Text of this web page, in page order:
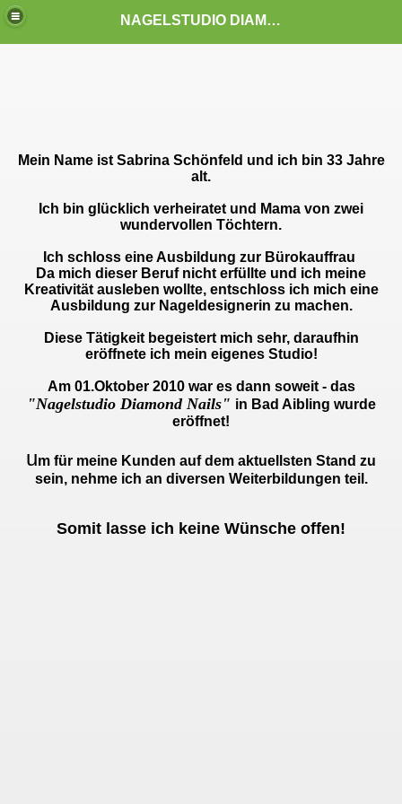
NAGELSTUDIO DIAMOND NAILS
Mein Name ist Sabrina Schönfeld und ich bin 33 Jahre
alt.
Ich bin glücklich verheiratet und Mama von zwei
wundervollen Töchtern.
Ich schloss eine Ausbildung zur Bürokauffrau
Da mich dieser Beruf nicht erfüllte und ich meine
Kreativität ausleben wollte, entschloss ich mich eine
Ausbildung zur Nageldesignerin zu machen.
Diese Tätigkeit begeistert mich sehr, daraufhin
eröffnete ich mein eigenes Studio!
Am 01.Oktober 2010 war es dann soweit - das
"Nagelstudio Diamond Nails" in Bad Aibling wurde
eröffnet!
um für meine Kunden auf dem aktuellsten Stand zu
sein, nehme ich an diversen Weiterbildungen teil.
Somit lasse ich keine Wünsche offen!